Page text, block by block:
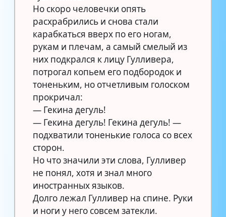
Но скоро человечки опять
расхрабрились и снова стали
карабкаться вверх по его ногам,
рукам и плечам, а самый смелый из
них подкрался к лицу Гулливера,
потрогал копьем его подбородок и
тоненьким, но отчетливым голоском
прокричал:
— Гекина дегуль!
— Гекина дегуль! Гекина дегуль! —
подхватили тоненькие голоса со всех
сторон.
Но что значили эти слова, Гулливер
не понял, хотя и знал много
иностранных языков.
Долго лежал Гулливер на спине. Руки
и ноги у него совсем затекли.